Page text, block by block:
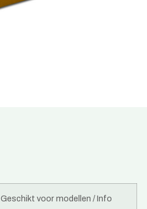
Geschikt voor modellen / Info